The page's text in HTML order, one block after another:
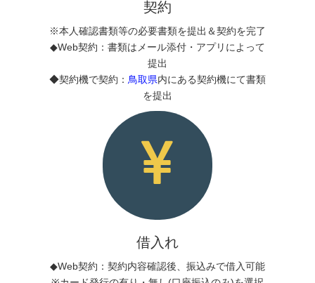
契約
※本人確認書類等の必要書類を提出＆契約を完了
◆Web契約：書類はメール添付・アプリによって
提出
◆契約機で契約： 鳥取県内にある契約機にて書類
を提出
借入れ
◆Web契約：契約内容確認後、振込みで借入可能